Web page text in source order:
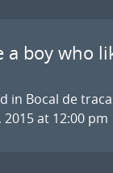
a boy who
in Bocal de
2015 at 12:00 pm